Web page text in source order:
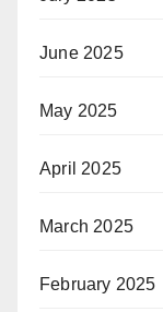
June 2025
May 2025
April 2025
March 2025
February 2025